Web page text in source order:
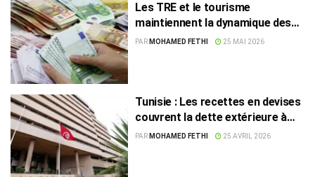
Les TRE et le tourisme
maintiennent la dynamique des
devises
PAR MOHAMED FETHI 25 MAI 2026
Tunisie : Les recettes en devises
couvrent la dette extérieure à
182%
PAR MOHAMED FETHI 25 AVRIL 2026